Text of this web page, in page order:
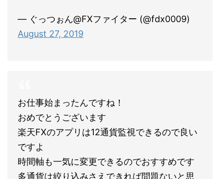
— ぐっつぉん@FXファイター (@fdx0009)
August 27, 2019
お仕事始まったんですね！
おめでとうございます
楽天FXのアプリは12通貨監視できるので良い
ですよ
時間軸も一気に変更できるのでおすすめです
多通貨は絞り込みさえできれば問題ないと思